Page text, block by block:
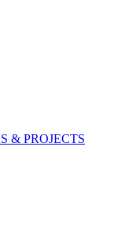
& PROJECTS